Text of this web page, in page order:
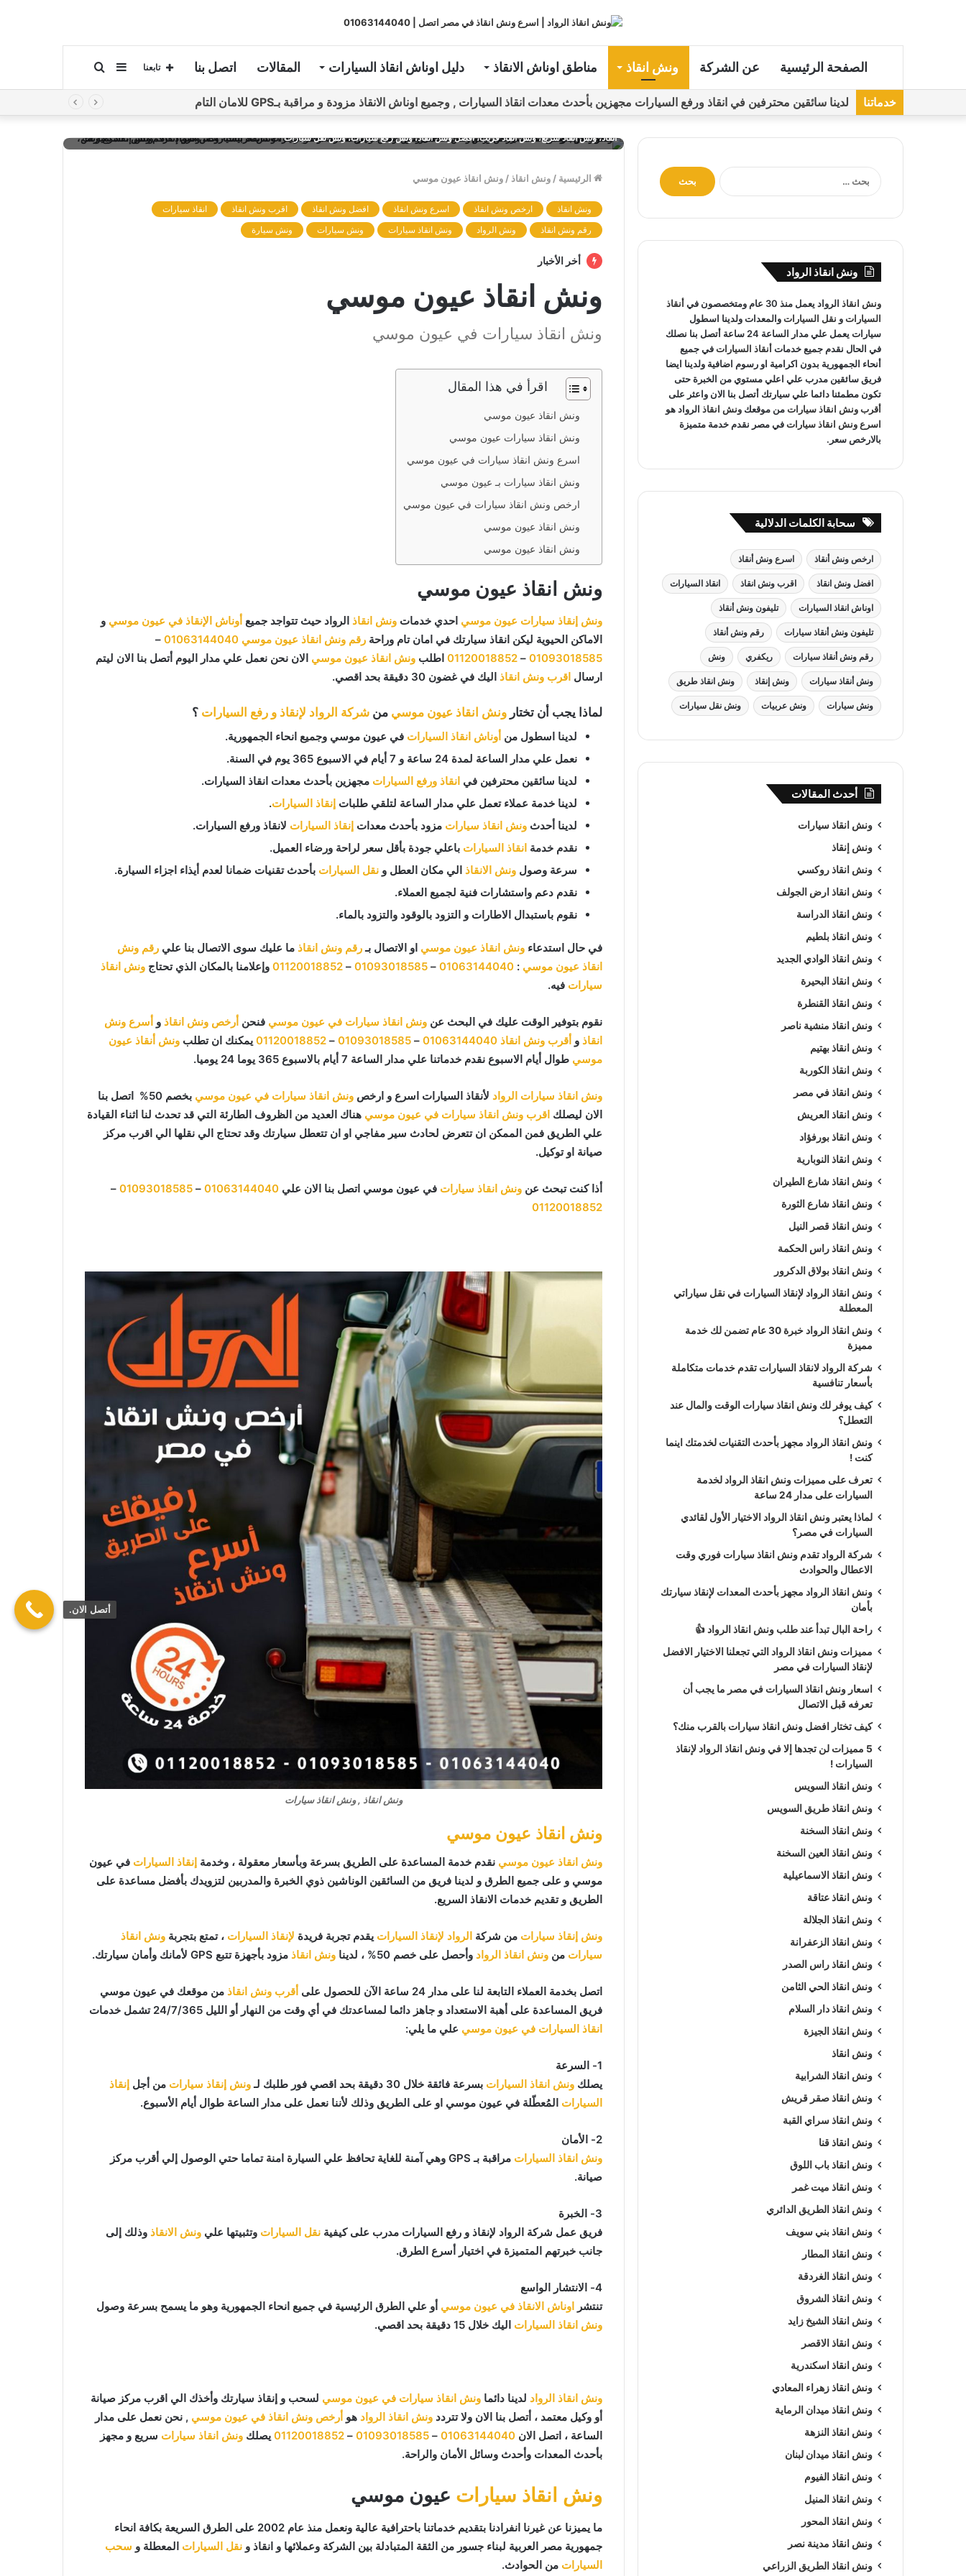
الصفحة الرئيسية عن الشركة ونش انقاذ مناطق اوناش الانقاذ دليل اوناش انقاذ السيارات المقالات اتصل بنا إضافة
جانبي
تابعنا
خدماتنا لدينا سائقين محترفين في انقاذ ورفع السيارات مجهزين بأحدث معدات انقاذ السيارات , وجميع اوناش الانقاذ مزودة و مراقبة بـGPS للامان التام
انقاذ، ونش انقاذ سريع، ونش انقاذ قريب، افضل ونش انقاذ، ونش رفع سيارات، ونش نقل سيارات
الرئيسية / ونش انقاذ / ونش انقاذ عيون موسي
ونش انقاذ ارخص ونش انقاذ اسرع ونش انقاذ افضل ونش انقاذ اقرب ونش انقاذ
انقاذ سيارات
رقم ونش انقاذ
ونش الرواد ونش انقاذ سيارات ونش سيارات ونش سيارة
أخر الأخبار
ونش انقاذ عيون موسي
ونش انقاذ سيارات في عيون موسي
اقرأ في هذا المقال
ونش انقاذ عيون موسي
ونش انقاذ سيارات عيون موسي
اسرع ونش انقاذ سيارات في عيون موسي
ونش انقاذ سيارات بـ عيون موسي
ارخص ونش انقاذ سيارات في عيون موسي
ونش انقاذ عيون موسي
ونش انقاذ عيون موسي
ونش انقاذ عيون موسي
ونش إنقاذ سيارات عيون موسي احدي خدمات ونش انقاذ الرواد حيث تتواجد جميع أوناش الإنقاذ في عيون موسي و
الاماكن الحيوية ليكن انقاذ سيارتك في امان تام وراحة رقم ونش انقاذ عيون موسي 01063144040
–
01093018585
–
01120018852 اطلب ونش انقاذ عيون موسي الان نحن نعمل علي مدار اليوم أتصل بنا الان ليتم
ارسال اقرب ونش انقاذ اليك في غضون 30 دقيقة بحد اقصي.
لماذا يجب أن تختار ونش انقاذ عيون موسي من شركة الرواد لإنقاذ و رفع السيارات ؟
لدينا اسطول من أوناش انقاذ السيارات في عيون موسي وجميع انحاء الجمهورية.
نعمل علي مدار الساعة لمدة 24 ساعة و 7 أيام في الاسبوع 365 يوم في السنة.
لدينا سائقين محترفين في انقاذ ورفع السيارات مجهزين بأحدث معدات انقاذ السيارات.
لدينا خدمة عملاء تعمل علي مدار الساعة لتلقي طلبات إنقاذ السيارات.
لدينا أحدث ونش انقاذ سيارات مزود بأحدث معدات إنقاذ السيارات لانقاذ ورفع السيارات.
نقدم خدمة انقاذ السيارات باعلي جودة بأقل سعر لراحة ورضاء العميل.
سرعة وصول ونش الانقاذ الي مكان العطل و نقل السيارات بأحدث تقنيات ضمانا لعدم أيذاء اجزاء السيارة.
نقدم دعم واستشارات فنية لجميع العملاء.
نقوم باستبدال الاطارات و التزود بالوقود والتزود بالماء.
في حال استدعاء ونش انقاذ عيون موسي او الاتصال بـرقم ونش انقاذ ما عليك سوى الاتصال بنا علي رقم ونش
انقاذ عيون موسي :
01063144040
–
01093018585
–
01120018852 وإعلامنا بالمكان الذي تحتاج ونش انقاذ
سيارات فيه.
نقوم بتوفير الوقت عليك في البحث عن ونش انقاذ سيارات في عيون موسي فنحن أرخص ونش انقاذ و أسرع ونش
انقاذ و أقرب ونش انقاذ 01063144040
–
01093018585
–
01120018852 يمكنك ان تطلب ونش أنقاذ عيون
موسي طوال أيام الاسبوع نقدم خدماتنا علي مدار الساعة 7 أيام بالاسبوع 365 يوما 24 يوميا.
ونش انقاذ سيارات الرواد لأنقاذ السيارات اسرع و ارخص ونش انقاذ سيارات في عيون موسي
بخصم 50% اتصل بنا
الان ليصلك اقرب ونش انقاذ سيارات في عيون موسي هناك العديد من الظروف الطارئة التي قد تحدث لنا اثناء القيادة
علي الطريق فمن الممكن ان تتعرض لحادث سير مفاجي او ان تتعطل سيارتك وقد تحتاج الي نقلها الي اقرب مركز
صيانة او توكيل.
أذا كنت تبحث عن ونش انقاذ سيارات في عيون موسي اتصل بنا الان علي 01063144040
–
01093018585
–
01120018852
ونش انقاذ , ونش انقاذ سيارات
ونش انقاذ عيون موسي
ونش انقاذ عيون موسي نقدم خدمة المساعدة على الطريق بسرعة وبأسعار معقولة ، وخدمة إنقاذ السيارات في عيون
موسي و على جميع الطرق و لدينا فريق من السائقين الوناشين ذوي الخبرة والمدربين لتزويدك بأفضل مساعدة على
الطريق و تقديم خدمات الانقاذ السريع.
ونش إنقاذ سيارات من شركة الرواد لإنقاذ السيارات يقدم تجربة فريدة لإنقاذ السيارات ، تمتع بتجربة ونش انقاذ
سيارات من ونش انقاذ الرواد وأحصل على خصم 50% ، لدينا ونش انقاذ مزود بأجهزة تتبع GPS لأمانك وأمان سيارتك.
اتصل بخدمة العملاء التابعة لنا على مدار 24 ساعة الآن للحصول على أقرب ونش انقاذ من موقعك في عيون موسي
فريق المساعدة على أهبة الاستعداد و جاهز دائما لمساعدتك في أي وقت من النهار أو الليل 24/7/365 تشمل خدمات
انقاذ السيارات في عيون موسي علي ما يلي:
1- السرعة
يصلك ونش انقاذ السيارات بسرعة فائقة خلال 30 دقيقة بحد اقصي فور طلبك لـ ونش إنقاذ سيارات من أجل إنقاذ
السيارات المُعطّلة في عيون موسي او على الطريق وذلك لأننا نعمل على مدار الساعة طوال أيام الأسبوع.
2- الأمان
ونش انقاذ السيارات
مراقبة بـ GPS وهي آمنة للغاية تحافظ علي السيارة امنة تماما حتي الوصول إلي أقرب مركز
صيانة.
3- الخبرة
فريق عمل شركة الرواد لإنقاذ و رفع السيارات مدرب على كيفية نقل السيارات وتثبيتها علي ونش الانقاذ وذلك إلى
جانب خبرتهم المتميزة في اختيار أسرع الطرق.
4- الانتشار الواسع
تنتشر
اوناش الانقاذ في عيون موسي أو علي الطرق الرئيسية في جميع انحاء الجمهورية وهو ما يسمح بسرعة وصول
ونش انقاذ السيارات اليك خلال 15 دقيقة بحد اقصي.
ونش انقاذ الرواد لدينا دائما ونش انقاذ سيارات في عيون موسي لسحب و إنقاذ سيارتك وأخذك الي اقرب مركز صيانة
أو وكيل معتمد ، أتصل بنا الان ولا تتردد ونش انقاذ الرواد هو أرخص ونش انقاذ في عيون موسي , نحن نعمل على مدار
الساعة ، اتصل الان 01063144040
–
01093018585
–
01120018852 يصلك ونش انقاذ سيارات سريع و مجهز
بأحدث المعدات وأحدث وسائل الأمان والراحة.
ونش انقاذ سيارات عيون موسي
ما يميزنا عن غيرنا انفرادنا بتقديم خدماتنا باحترافية عالية ونعمل منذ عام 2002 على الطرق السريعة بكافة انحاء
جمهورية مصر العربية لبناء جسور من الثقة المتبادلة بين الشركة وعملائها و انقاذ و نقل السيارات المعطلة و سحب
السيارات من الحوادث.
ح
ونش انقاذ الرواد
ونش انقاذ الرواد يعمل منذ 30 عام ومتخصصون في
أنقاذ
السياراتو نقل السياراتوالمعدات ولدينا اسطول
سيارات يعمل علي مدار الساعة 24 ساعة أتصل بنا نصلك
في الحال نقدم جميع خدماتأنقاذ السياراتفي جميع
أنحاء الجمهورية بدون اكرامية او رسوم اضافية ولدينا ايضا
فريق سائقين مدرب علي اعلي مستوي من الخبرة حتى
تكون مطمئنا دائما علي سيارتك أتصل بنا الان واعثر على
أقرب ونش انقاذ سياراتمن موقعك ونش انقاذ الرواد هو
اسرع ونش انقاذ سياراتفي مصر نقدم خدمة متميزة
بالارخص سعر.
سحابة الكلمات الدلالية
ارخص ونش أنقاذ اسرع ونش أنقاذ
افضل ونش انقاذ اقرب ونش انقاذ انقاذ السيارات
اوناش انقاذ السيارات تليفون ونش أنقاذ
تليفون ونش أنقاذ سيارات رقم ونش أنقاذ
رقم ونش أنقاذ سيارات ريكفري ونش
ونش أنقاذ سيارات ونش إنقاذ ونش انقاذ طريق
ونش سيارات ونش عربيات ونش نقل سيارات
أحدث المقالات
ونش انقاذ سيارات
ونش إنقاذ
ونش انقاذ روكسي
ونش انقاذ ارض الجولف
ونش انقاذ الدراسة
ونش انقاذ بلطيم
ونش انقاذ الوادي الجديد
ونش انقاذ البحيرة
ونش انقاذ القنطرة
ونش انقاذ منشية ناصر
ونش انقاذ بهتيم
ونش انقاذ الكوربة
ونش انقاذ في مصر
ونش انقاذ العريش
ونش انقاذ بورفؤاد
ونش انقاذ النوبارية
ونش انقاذ شارع الطيران
ونش انقاذ شارع الثورة
ونش انقاذ قصر النيل
ونش انقاذ راس الحكمة
ونش انقاذ بولاق الدكرور
ونش انقاذ الرواد لإنقاذ السيارات في نقل سياراتي
المعطلة
ونش انقاذ الرواد خبرة 30 عام تضمن لك خدمة
مميزة
شركة الرواد لانقاذ السيارات تقدم خدمات متكاملة
بأسعار تنافسية
كيف يوفر لك ونش انقاذ سيارات الوقت والمال عند
التعطل؟
ونش انقاذ الرواد مجهز بأحدث التقنيات لخدمتك اينما
كنت !
تعرف على مميزات ونش انقاذ الرواد لخدمة
السيارات على مدار 24 ساعة
لماذا يعتبر ونش انقاذ الرواد الاختيار الأول لقائدي
السيارات في مصر؟
شركة الرواد تقدم ونش انقاذ سيارات فوري وقت
الاعطال والحوادث
ونش انقاذ الرواد مجهز بأحدث المعدات لإنقاذ سيارتك
بأمان
راحة البال تبدأ عند طلب ونش انقاذ الرواد 👍
مميزات ونش انقاذ الرواد التي تجعلنا الاختيار الافضل
لإنقاذ السيارات في مصر
اسعار ونش انقاذ السيارات في مصر ما يجب أن
تعرفه قبل الاتصال
كيف تختار افضل ونش انقاذ سيارات بالقرب منك؟
5 مميزات لن تجدها إلا في ونش انقاذ الرواد لإنقاذ
السيارات !
ونش انقاذ السويس
ونش انقاذ طريق السويس
ونش انقاذ السخنة
ونش انقاذ العين السخنة
ونش انقاذ الاسماعيلية
ونش انقاذ عتاقة
ونش انقاذ الجلالة
ونش انقاذ الزعفرانة
ونش انقاذ راس الصدر
ونش انقاذ الحي الثامن
ونش انقاذ دار السلام
ونش انقاذ الجيزة
ونش انقاذ
ونش انقاذ الشرابية
ونش انقاذ صقر قريش
ونش انقاذ سراي القبة
ونش انقاذ قنا
ونش انقاذ باب اللوق
ونش انقاذ ميت غمر
ونش انقاذ الطريق الدائري
ونش انقاذ بني سويف
ونش انقاذ المطار
ونش انقاذ الغردقة
ونش انقاذ الشروق
ونش انقاذ الشيخ زايد
ونش انقاذ الاقصر
ونش انقاذ اسكندرية
ونش انقاذ زهراء المعادي
ونش انقاذ ميدان الرماية
ونش انقاذ النزهة
ونش انقاذ ميدان لبنان
ونش انقاذ الفيوم
ونش انقاذ المنيل
ونش انقاذ المحور
ونش انقاذ مدينة نصر
ونش انقاذ الطريق الزراعي
أتصل الان.